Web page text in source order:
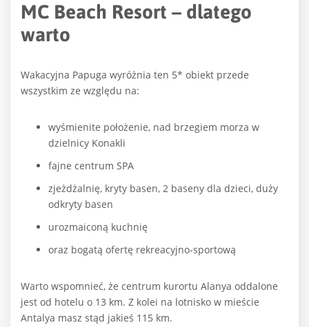
MC Beach Resort – dlatego
warto
Wakacyjna Papuga wyróżnia ten 5* obiekt przede
wszystkim ze względu na:
wyśmienite położenie, nad brzegiem morza w
dzielnicy Konakli
fajne centrum SPA
zjeżdżalnię, kryty basen, 2 baseny dla dzieci, duży
odkryty basen
urozmaiconą kuchnię
oraz bogatą ofertę rekreacyjno-sportową
Warto wspomnieć, że centrum kurortu Alanya oddalone
jest od hotelu o 13 km. Z kolei na lotnisko w mieście
Antalya masz stąd jakieś 115 km.